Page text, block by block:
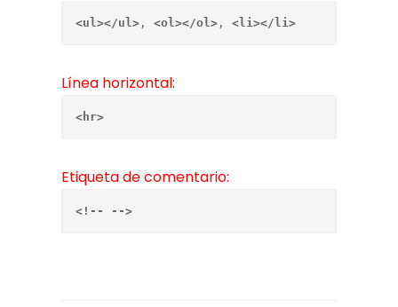
<ul></ul> , <ol></ol> , <li></li>
Línea horizontal:
<hr>
Etiqueta de comentario:
<!-- -->